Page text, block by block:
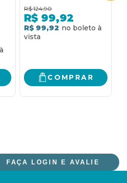
R$ 124,90
R$ 99,92
R$ 99,92
COMPRAR
FAÇA LOGIN E AVALIE